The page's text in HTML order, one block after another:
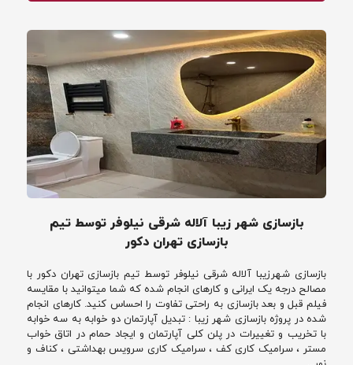
بازسازی شهر زیبا آلاله شرقی نیلوفر توسط تیم
بازسازی تهران دکور
بازسازی شهرزیبا آلاله شرقی نیلوفر توسط تیم بازسازی تهران دکور با
مصالح درجه یک ایرانی و کارهای انجام شده که شما میتوانید با مقایسه
فیلم قبل و بعد بازسازی به راحتی تفاوت را احساس کنید. کارهای انجام
شده در پروژه بازسازی شهر زیبا : تبدیل آپارتمان دو خوابه به سه خوابه
با تخریب و تغییرات در پلن کلی آپارتمان و ایجاد حمام در اتاق خواب
مستر ، سرامیک کاری کف ، سرامیک کاری سرویس بهداشتی ، کناف و